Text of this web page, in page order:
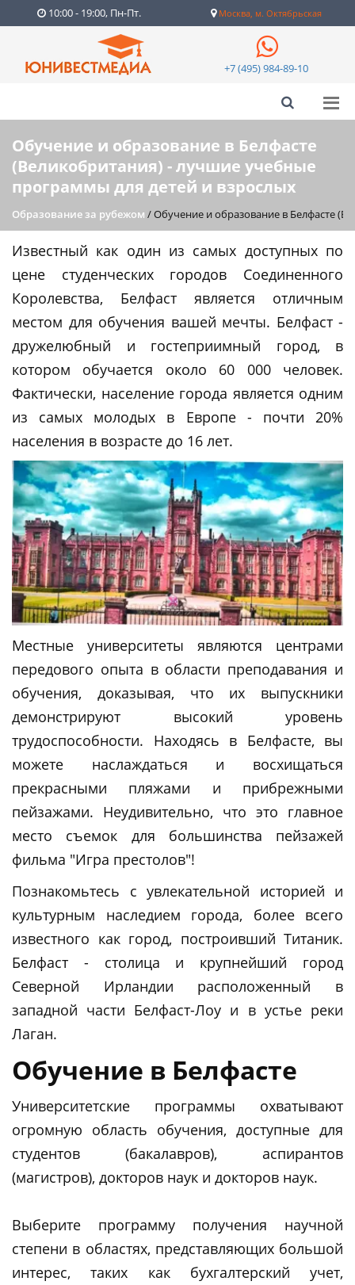
10:00 - 19:00, Пн-Пт. Москва, м. Октябрьская
+7 (495) 984-89-10
Обучение и образование в Белфасте
(Великобритания) - лучшие учебные
программы для детей и взрослых
Образование за рубежом /Обучение и образование в Белфасте
Известный как один из самых доступных по
цене студенческих городов Соединенного
Королевства, Белфаст является отличным
местом для обучения вашей мечты. Белфаст -
дружелюбный и гостеприимный город, в
котором обучается около 60 000 человек.
Фактически, население города является одним
из самых молодых в Европе - почти 20%
населения в возрасте до 16 лет.
Местные университеты являются центрами
передового опыта в области преподавания и
обучения, доказывая, что их выпускники
демонстрируют высокий уровень
трудоспособности. Находясь в Белфасте, вы
можете наслаждаться и восхищаться
прекрасными пляжами и прибрежными
пейзажами. Неудивительно, что это главное
место съемок для большинства пейзажей
фильма "Игра престолов"!
Познакомьтесь с увлекательной историей и
культурным наследием города, более всего
известного как город, построивший Титаник.
Белфаст - столица и крупнейший город
Северной Ирландии расположенный в
западной части Белфаст-Лоу и в устье реки
Лаган.
Обучение в Белфасте
Университетские программы охватывают
огромную область обучения, доступные для
студентов (бакалавров), аспирантов
(магистров), докторов наук и докторов наук.
Выберите программу получения научной
степени в областях, представляющих большой
интерес, таких как бухгалтерский учет,